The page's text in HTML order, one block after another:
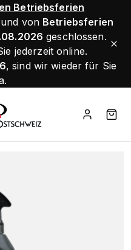
Betriebsferien
von Betriebsferien
geschlossen.
jederzeit online.
, sind wir wieder für Sie